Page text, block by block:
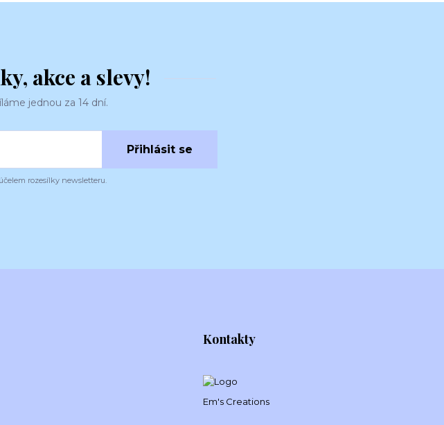
akce a slevy!
jednou za 14 dní.
Přihlásit se
rozesílky newsletteru.
Kontakty
Em's Creations